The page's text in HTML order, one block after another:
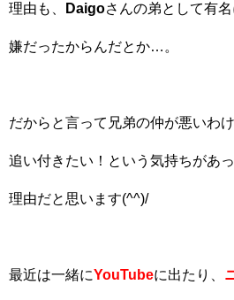
理由も、 Daigoさんの弟として有
嫌だったからんだとか…。
だからと言って兄弟の仲が悪いわ
追い付きたい！という気持ちがあ
理由だと思います(^^)/
最近は一緒にYouTubeに出たり、